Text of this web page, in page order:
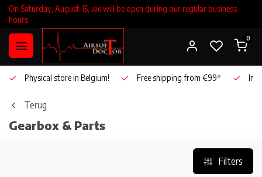
On Saturday, August 15, we will be open during our regular business
hours.
0
Physical store in Belgium! Free shipping from €99*
Terug
Gearbox & Parts
Filters